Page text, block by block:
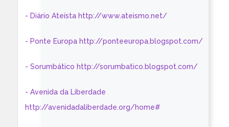
- Diário Ateísta http://www.ateismo.net/
- Ponte Europa http://ponteeuropa.blogspot.com/
- Sorumbático http://sorumbatico.blogspot.com/
- Avenida da Liberdade
http://avenidadaliberdade.org/home#